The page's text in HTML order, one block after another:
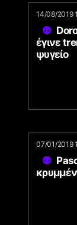
14/08/2019
έγινε
ψυγείο
07/01/2019